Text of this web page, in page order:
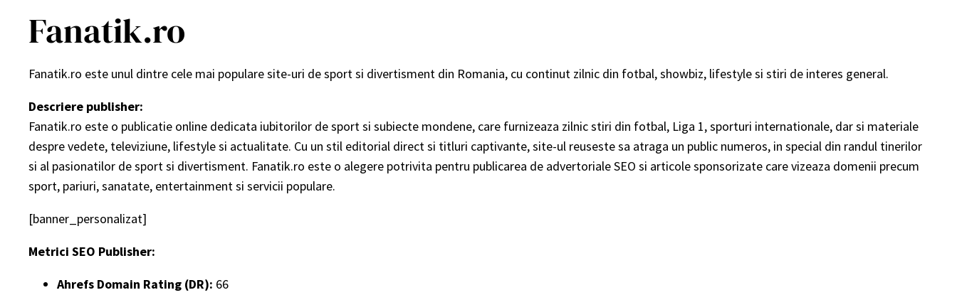
Fanatik.ro
Fanatik.ro este unul dintre cele mai populare site-uri de sport si divertisment din Romania, cu continut zilnic din fotbal, showbiz, lifestyle si stiri de interes general.
Descriere publisher:
Fanatik.ro este o publicatie online dedicata iubitorilor de sport si subiecte mondene, care furnizeaza zilnic stiri din fotbal, Liga 1, sporturi internationale, dar si materiale
despre vedete, televiziune, lifestyle si actualitate. Cu un stil editorial direct si titluri captivante, site-ul reuseste sa atraga un public numeros, in special din randul tinerilor
si al pasionatilor de sport si divertisment. Fanatik.ro este o alegere potrivita pentru publicarea de advertoriale SEO si articole sponsorizate care vizeaza domenii precum
sport, pariuri, sanatate, entertainment si servicii populare.
[banner_personalizat]
Metrici SEO Publisher:
Ahrefs Domain Rating (DR): 66